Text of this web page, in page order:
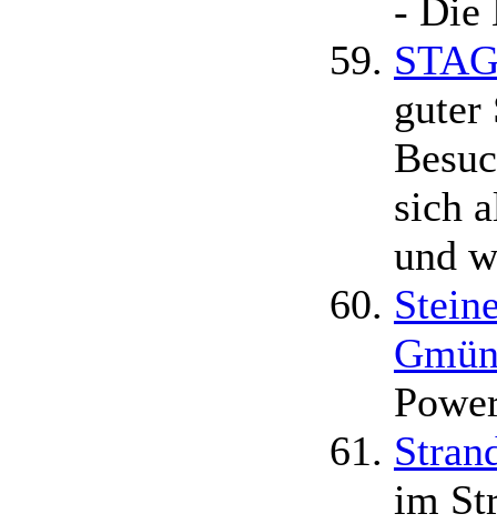
- Die
guter
sich
und
im